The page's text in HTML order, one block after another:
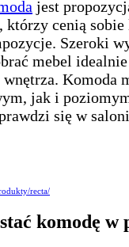
jest
którzy cenią sobie
Szeroki
mebel
wnętrza. Komoda
jak i
się w
recta/
komodę w